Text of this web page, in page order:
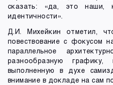
сказать: «да, это наши,
идентичности».
Д.И. Михейкин отметил,
повествование с фокусом
параллельное
разнообразную
выполненную в духе
внимание в докладе на сам